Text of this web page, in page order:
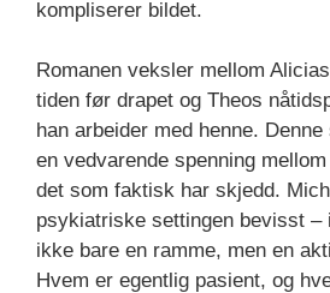
kompliserer bildet.
Romanen veksler mellom
tiden før drapet og Theos
han arbeider med henne.
en vedvarende spenning
det som faktisk har skjedd.
psykiatriske settingen bevisst –
ikke bare en ramme, men en
Hvem er egentlig pasient, og